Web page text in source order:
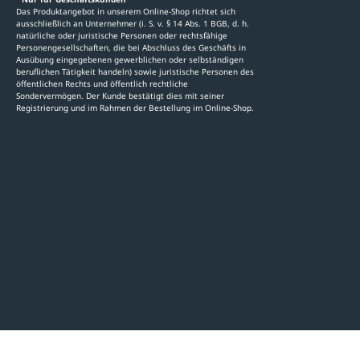
Das Produktangebot in unserem Online-Shop richtet sich
ausschließlich an Unternehmer (i. S. v. § 14 Abs. 1 BGB, d. h.
natürliche oder juristische Personen oder rechtsfähige
Personengesellschaften, die bei Abschluss des Geschäfts in
Ausübung eingegebenen gewerblichen oder selbständigen
beruflichen Tätigkeit handeln) sowie juristische Personen des
öffentlichen Rechts und öffentlich rechtliche
Sondervermögen. Der Kunde bestätigt dies mit seiner
Registrierung und im Rahmen der Bestellung im Online-Shop.